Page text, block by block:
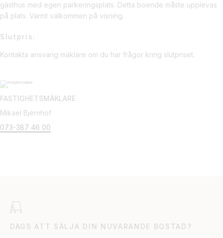
gästhus med egen parkeringsplats. Detta boende måste upplevas
på plats. Varmt välkommen på visning.
Slutpris:
Kontakta ansvarig mäklare om du har frågor kring slutpriset.
FASTIGHETSMÄKLARE
Mikael Bjérnhof
073-387 46 00
DAGS ATT SÄLJA DIN NUVARANDE BOSTAD?